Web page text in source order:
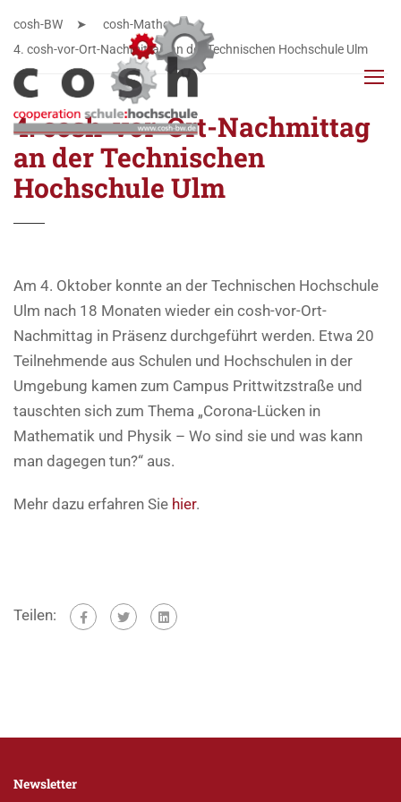
cosh-BW
cosh-Mathe
4. cosh-vor-Ort-Nachmittag an der Technischen Hochschule Ulm
4. cosh-vor-Ort-Nachmittag
an der Technischen
Hochschule Ulm
Am 4. Oktober konnte an der Technischen Hochschule
Ulm nach 18 Monaten wieder ein cosh-vor-Ort-
Nachmittag in Präsenz durchgeführt werden. Etwa 20
Teilnehmende aus Schulen und Hochschulen in der
Umgebung kamen zum Campus Prittwitzstraße und
tauschten sich zum Thema „Corona-Lücken in
Mathematik und Physik – Wo sind sie und was kann
man dagegen tun?“ aus.
Mehr dazu erfahren Sie hier.
Teilen:
Newsletter